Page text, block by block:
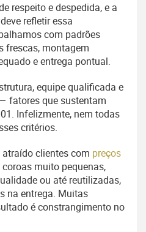
respeito e despedida, e a
refletir essa
com padrões
frescas, montagem
e entrega pontual.
equipe qualificada e
fatores que sustentam
Infelizmente, nem todas
critérios.
clientes com preços
coroas muito pequenas,
ou até reutilizadas,
na entrega. Muitas
é constrangimento no